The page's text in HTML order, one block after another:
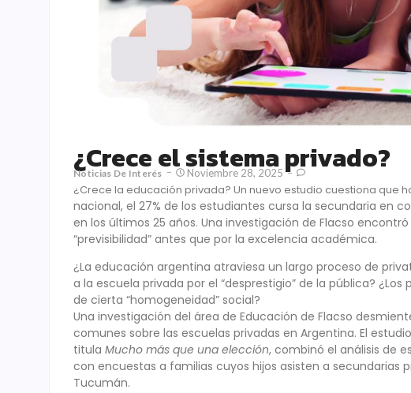
¿Crece el sistema privado?
Noticias De Interés Noviembre 28, 2025
¿Crece la educación privada? Un nuevo estudio cuestiona que
nacional, el 27% de los estudiantes cursa la secundaria en
en los últimos 25 años. Una investigación de Flacso
“previsibilidad” antes que por la excelencia académica.
¿La educación argentina atraviesa un largo proceso de
a la escuela privada por el “desprestigio” de la pública?
de cierta “homogeneidad” social?
Una investigación del área de Educación de Flacso
comunes sobre las escuelas privadas en Argentina. El
titula Mucho más que una elección, combinó el análisis de
con encuestas a familias cuyos hijos asisten a secundarias
Tucumán.